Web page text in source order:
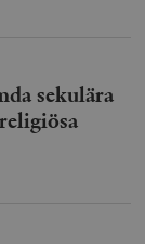
sekulära